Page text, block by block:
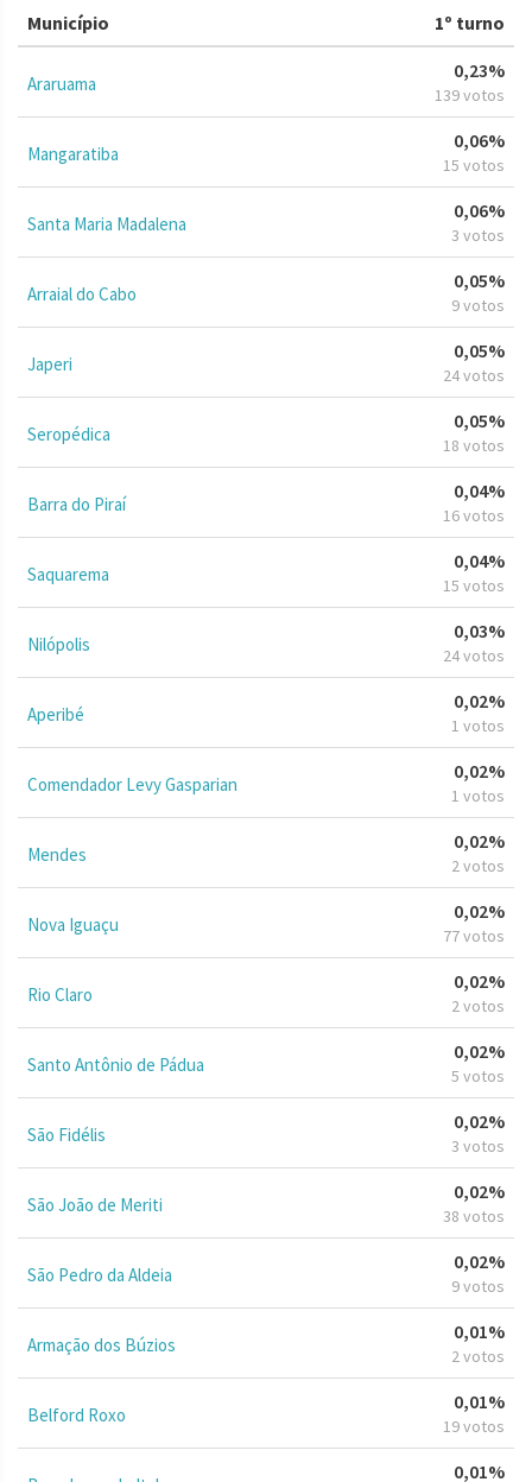
Município 1º turno
Araruama
0,23%
139 votos
Mangaratiba
0,06%
15 votos
Santa Maria Madalena
0,06%
3 votos
Arraial do Cabo
0,05%
9 votos
Japeri
0,05%
24 votos
Seropédica
0,05%
18 votos
Barra do Piraí
0,04%
16 votos
Saquarema
0,04%
15 votos
Nilópolis
0,03%
24 votos
Aperibé
0,02%
1 votos
Comendador Levy Gasparian
0,02%
1 votos
Mendes
0,02%
2 votos
Nova Iguaçu
0,02%
77 votos
Rio Claro
0,02%
2 votos
Santo Antônio de Pádua
0,02%
5 votos
São Fidélis
0,02%
3 votos
São João de Meriti
0,02%
38 votos
São Pedro da Aldeia
0,02%
9 votos
Armação dos Búzios
0,01%
2 votos
Belford Roxo
0,01%
19 votos
0,01%